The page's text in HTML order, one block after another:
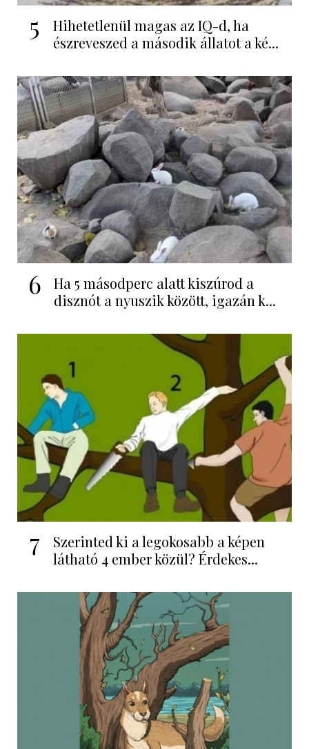
5
Hihetetlenül magas az IQ-d, ha
észreveszed a második állatot a ké...
6
Ha 5 másodperc alatt kiszúrod a
disznót a nyuszik között, igazán k...
7
Szerinted ki a legokosabb a képen
látható 4 ember közül? Érdekes...